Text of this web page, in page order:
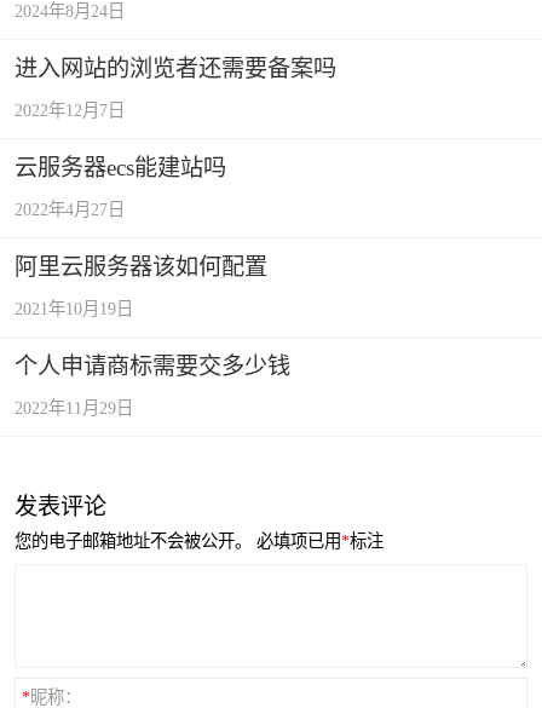
2024年8月24日
进入网站的浏览者还需要备案吗
2022年12月7日
云服务器ecs能建站吗
2022年4月27日
阿里云服务器该如何配置
2021年10月19日
个人申请商标需要交多少钱
2022年11月29日
发表评论
您的电子邮箱地址不会被公开。 必填项已用*标注
*昵称：